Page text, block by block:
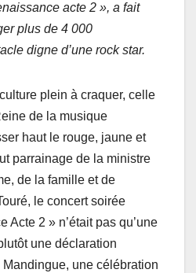
acte 2 », a fait
plus de 4 000
digne d’une rock star.
plein à craquer, celle
de la musique
haut le rouge, jaune et
parrainage de la ministre
de la famille et de
le concert soirée
Acte 2 » n’était pas qu’une
une déclaration
Mandingue, une célébration